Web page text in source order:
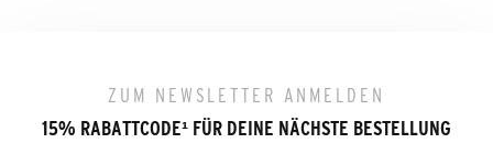
ZUM NEWSLETTER ANMELDEN
15% RABATTCODE¹ FÜR DEINE NÄCHSTE BESTELLUNG